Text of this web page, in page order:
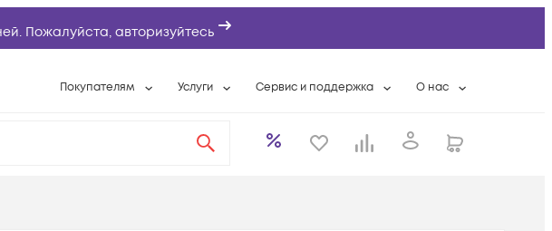
Пожалуйста, авторизуйтесь
Покупателям Услуги
Расширенная гарантия
Сервис и поддержка
Разовые выездные работы
О нас
Контактная